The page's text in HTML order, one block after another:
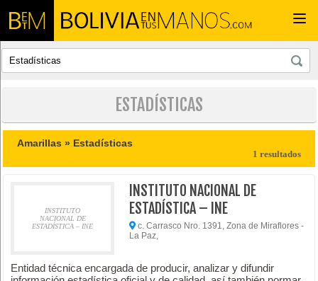
ESTADÍSTICAS
Amarillas » Estadísticas
1 resultados
INSTITUTO
NACIONAL DE
ESTADÍSTICA – INE
INSTITUTO NACIONAL DE
ESTADÍSTICA – INE
c. Carrasco Nro. 1391, Zona de Miraflores -
La Paz,
Entidad técnica encargada de producir, analizar y difundir